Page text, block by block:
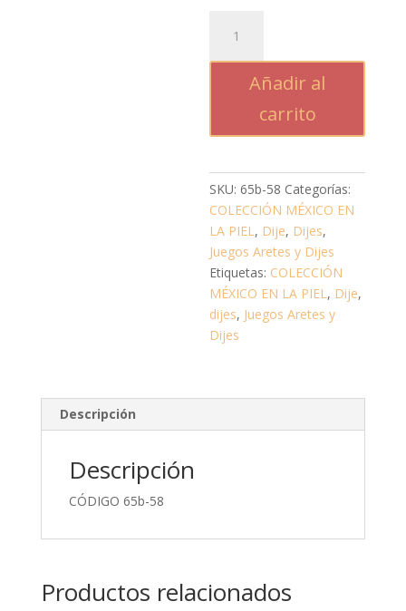
REPRESENTATIVO
cantidad
Añadir al
carrito
SKU:65b-58 Categorías:
COLECCIÓN MÉXICO EN
LA PIEL, Dije, Dijes,
Juegos Aretes y Dijes
Etiquetas: COLECCIÓN
MÉXICO EN LA PIEL, Dije,
dijes, Juegos Aretes y
Dijes
Descripción
Descripción
CÓDIGO 65b-58
Productos relacionados